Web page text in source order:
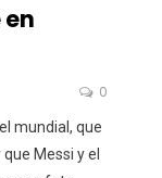
0
mundial, que
Messi y el